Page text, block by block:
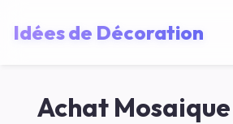
Idées de Décoration
Achat